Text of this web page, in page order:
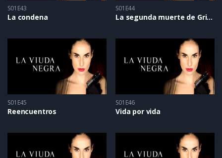
S01E43
La condena
S01E44
La segunda muerte de Griselda Blanco
S01E45
Reencuentros
S01E46
Vida por vida